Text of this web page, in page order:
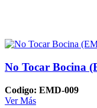
No Tocar Bocina
Codigo: EMD-009
Ver Más